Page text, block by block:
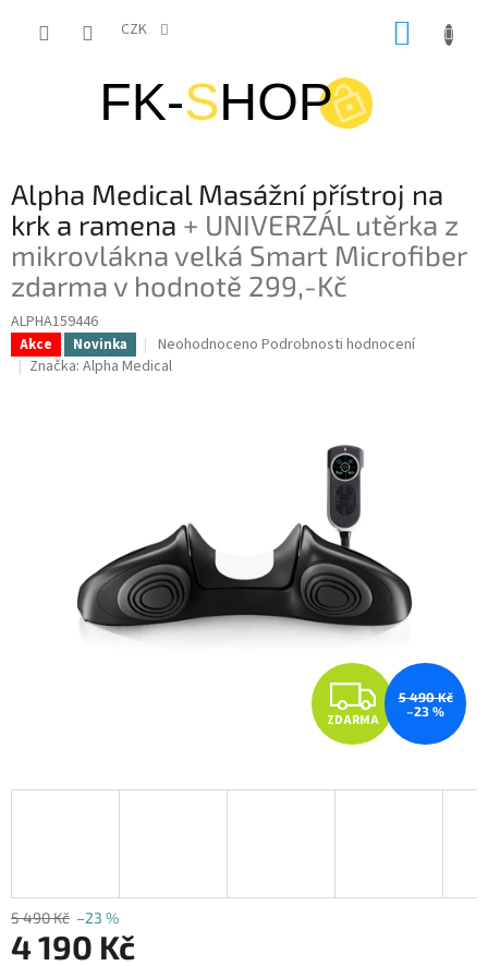
CZK
Alpha Medical Masážní přístroj na
krk a ramena + UNIVERZÁL utěrka z
mikrovlákna velká Smart Microfiber
zdarma v hodnotě 299,-Kč
ALPHA159446
Akce Novinka
Průměrné
hodnocení
Neohodnoceno Podrobnosti hodnocení
Značka: Alpha Medical
Z
D
A
ZDARMA
5 490 Kč
–23 %
5 490 Kč –23 %
4 190 Kč